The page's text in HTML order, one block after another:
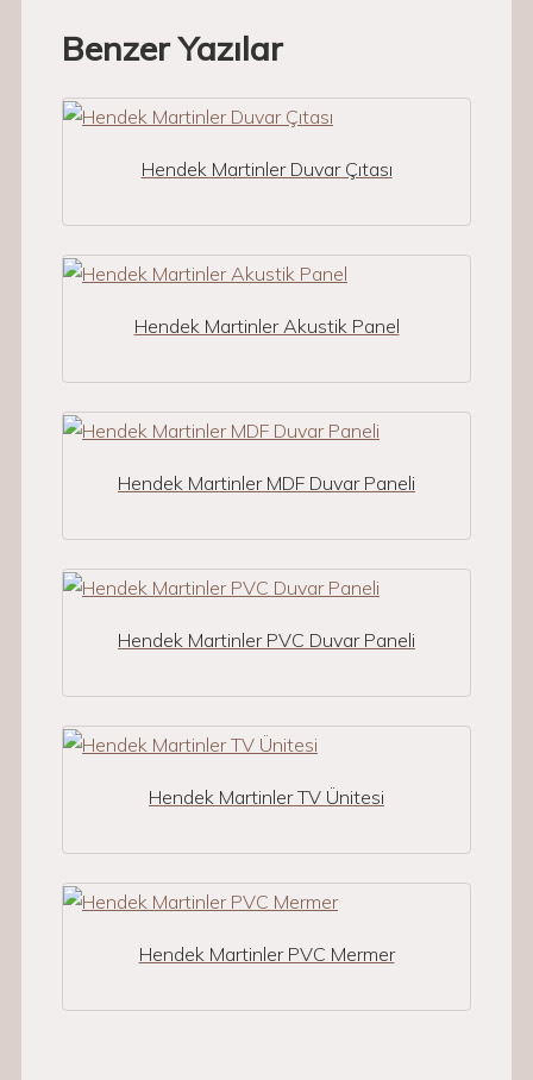
Benzer Yazılar
Hendek Martinler Duvar Çıtası
Hendek Martinler Akustik Panel
Hendek Martinler MDF Duvar Paneli
Hendek Martinler PVC Duvar Paneli
Hendek Martinler TV Ünitesi
Hendek Martinler PVC Mermer